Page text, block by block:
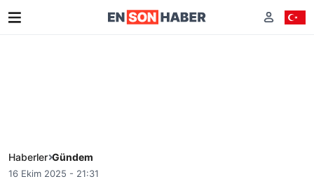
Haberler Gündem
16 Ekim 2025 - 21:31